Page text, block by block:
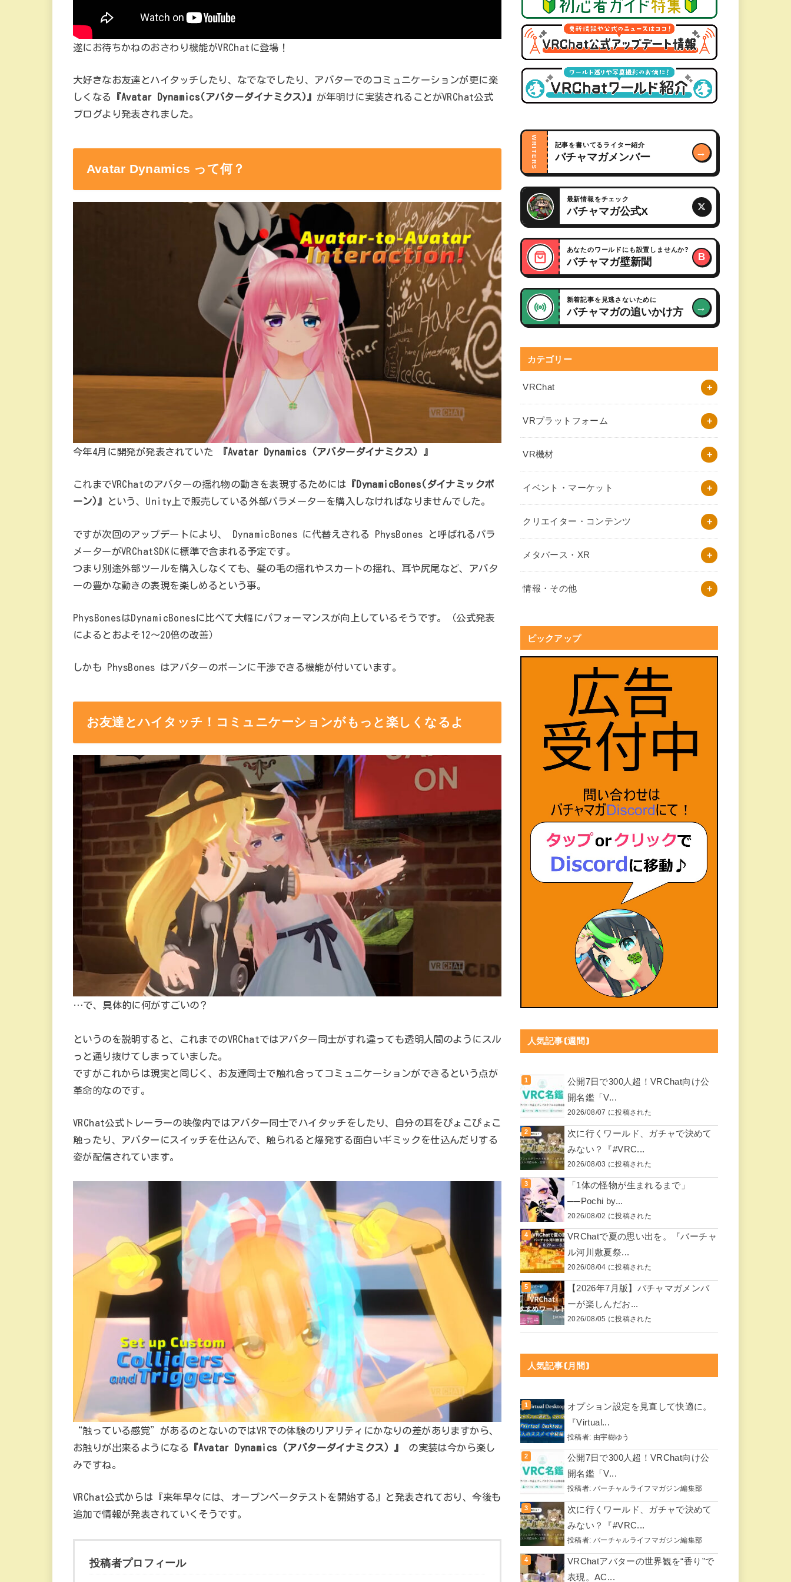
遂にお待ちかねのおさわり機能がVRChatに登場！
大好きなお友達とハイタッチしたり、なでなでしたり、アバターでのコミュニケーションが更に楽
しくなる
『Avatar Dynamics(アバターダイナミクス)』 が年明けに実装されることがVRChat公式
ブログより発表されました。
Avatar Dynamics って何？
今年4月に開発が発表されていた 『Avatar Dynamics (アバターダイナミクス) 』
これまでVRChatのアバターの揺れ物の動きを表現するためには
『DynamicBones(ダイナミックボ
ーン)』
という、Unity上で販売している外部パラメーターを購入しなければなりませんでした。
ですが次回のアップデートにより、 DynamicBones に代替えされる PhysBones と呼ばれるパラ
メーターがVRChatSDKに標準で含まれる予定です。
つまり別途外部ツールを購入しなくても、髪の毛の揺れやスカートの揺れ、耳や尻尾など、アバタ
ーの豊かな動きの表現を楽しめるという事。
PhysBonesはDynamicBonesに比べて大幅にパフォーマンスが向上しているそうです。（公式発表
によるとおよそ12～20倍の改善）
しかも PhysBones はアバターのボーンに干渉できる機能が付いています。
お友達とハイタッチ！コミュニケーションがもっと楽しくなるよ
…で、具体的に何がすごいの？
というのを説明すると、これまでのVRChatではアバター同士がすれ違っても透明人間のようにスル
っと通り抜けてしまっていました。
ですがこれからは現実と同じく、お友達同士で触れ合ってコミュニケーションができるという点が
革命的なのです。
VRChat公式トレーラーの映像内ではアバター同士でハイタッチをしたり、自分の耳をぴょこぴょこ
触ったり、アバターにスイッチを仕込んで、触られると爆発する面白いギミックを仕込んだりする
姿が配信されています。
“触っている感覚”があるのとないのではVRでの体験のリアリティにかなりの差がありますから、
お触りが出来るようになる
『Avatar Dynamics (アバターダイナミクス) 』
の実装は今から楽し
みですね。
VRChat公式からは『来年早々には、オープンベータテストを開始する』と発表されており、今後も
追加で情報が発表されていくそうです。
投稿者プロフィール
WRITERS 記事を書いてるライター紹介
バチャマガメンバー →
最新情報をチェック
バチャマガ公式X
あなたのワールドにも設置しませんか?
バチャマガ壁新聞 B
新着記事を見逃さないために
バチャマガの追いかけ方 →
カテゴリー
VRChat
VRプラットフォーム
VR機材
イベント・マーケット
クリエイター・コンテンツ
メタバース・XR
情報・その他
ピックアップ
人気記事(週間)
公開7日で300人超！VRChat向け公
開名鑑「V...
2026/08/07 に投稿された
次に行くワールド、ガチャで決めて
みない？『#VRC...
2026/08/03 に投稿された
「1体の怪物が生まれるまで」
──Pochi by...
2026/08/02 に投稿された
VRChatで夏の思い出を。『バーチャ
ル河川敷夏祭...
2026/08/04 に投稿された
【2026年7月版】バチャマガメンバ
ーが楽しんだお...
2026/08/05 に投稿された
人気記事(月間)
オプション設定を見直して快適に。
『Virtual...
投稿者: 由宇樹ゆう
公開7日で300人超！VRChat向け公
開名鑑「V...
投稿者: バーチャルライフマガジン編集部
次に行くワールド、ガチャで決めて
みない？『#VRC...
投稿者: バーチャルライフマガジン編集部
VRChatアバターの世界観を“香り”で
表現。AC...